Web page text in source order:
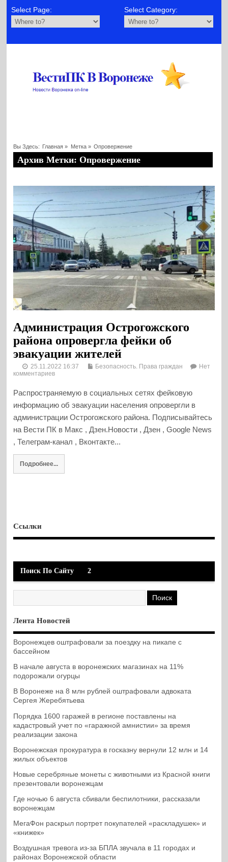
Select Page: Select Category:
Вы Здесь: Главная » Метка » Опровержение
Архив Метки: Опровержение
Администрация Острогожского
района опровергла фейки об
эвакуации жителей
25.11.2022 16:37 Безопасность. Права граждан
Нет
комментариев
Распространяемую в социальных сетях фейковую
информацию об эвакуации населения опровергли в
администрации Острогожского района. Подписывайтесь
на Вести ПК в Макс , Дзен.Новости , Дзен , Google News
, Телеграм-канал , Вконтакте...
Подробнее...
Ссылки
Поиск По Сайту 2
Лента Новостей
Воронежцев оштрафовали за поездку на пикапе с
бассейном
В начале августа в воронежских магазинах на 11%
подорожали огурцы
В Воронеже на 8 млн рублей оштрафовали адвоката
Сергея Жеребятьева
Порядка 1600 гаражей в регионе поставлены на
кадастровый учет по «гаражной амнистии» за время
реализации закона
Воронежская прокуратура в госказну вернули 12 млн и 14
жилых объектов
Новые серебряные монеты с животными из Красной книги
презентовали воронежцам
Где ночью 6 августа сбивали беспилотники, рассказали
воронежцам
МегаФон раскрыл портрет покупателей «раскладушек» и
«книжек»
Воздушная тревога из-за БПЛА звучала в 11 городах и
районах Воронежской области